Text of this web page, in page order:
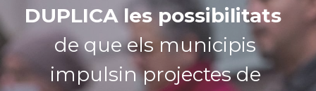
COLOUR
MERIT-OS
LEG-UP
Comunitats Energètiques
Impulsem Comunitats
Energized Est-Bany
Acció Social
La Fundació
DUPLICA les possibilitats
de que els municipis
impulsin projectes de